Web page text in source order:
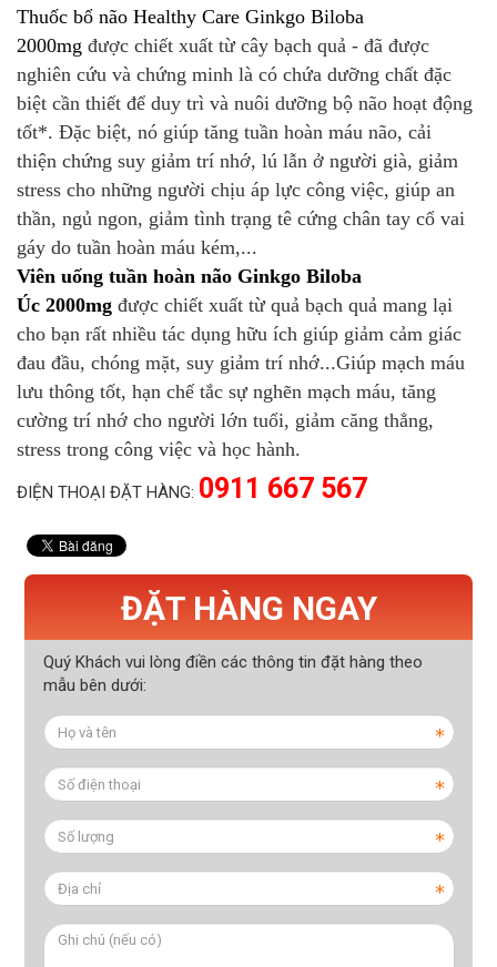
Thuốc bổ não Healthy Care Ginkgo Biloba
2000mg được chiết xuất từ cây bạch quả - đã được
nghiên cứu và chứng minh là có chứa dưỡng chất đặc
biệt cần thiết để duy trì và nuôi dưỡng bộ não hoạt động
tốt*. Đặc biệt, nó giúp tăng tuần hoàn máu não, cải
thiện chứng suy giảm trí nhớ, lú lẫn ở người già, giảm
stress cho những người chịu áp lực công việc, giúp an
thần, ngủ ngon, giảm tình trạng tê cứng chân tay cổ vai
gáy do tuần hoàn máu kém,...
Viên uống tuần hoàn não Ginkgo Biloba
Úc 2000mg được chiết xuất từ quả bạch quả mang lại
cho bạn rất nhiều tác dụng hữu ích giúp giảm cảm giác
đau đầu, chóng mặt, suy giảm trí nhớ...Giúp mạch máu
lưu thông tốt, hạn chế tắc sự nghẽn mạch máu, tăng
cường trí nhớ cho người lớn tuổi, giảm căng thẳng,
stress trong công việc và học hành.
ĐIỆN THOẠI ĐẶT HÀNG: 0911 667 567
ĐẶT HÀNG NGAY
Quý Khách vui lòng điền các thông tin đặt hàng theo
mẫu bên dưới: